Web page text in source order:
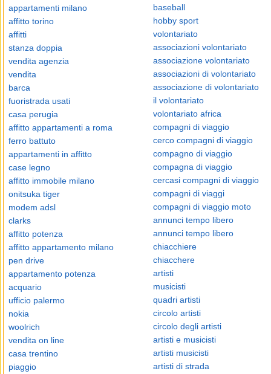
appartamenti milano
affitto torino
affitti
stanza doppia
vendita agenzia
vendita
barca
fuoristrada usati
casa perugia
affitto appartamenti a roma
ferro battuto
appartamenti in affitto
case legno
affitto immobile milano
onitsuka tiger
modem adsl
clarks
affitto potenza
affitto appartamento milano
pen drive
appartamento potenza
acquario
ufficio palermo
nokia
woolrich
vendita on line
casa trentino
piaggio
baseball
hobby sport
volontariato
associazioni volontariato
associazione volontariato
associazioni di volontariato
associazione di volontariato
il volontariato
volontariato africa
compagni di viaggio
cerco compagni di viaggio
compagno di viaggio
compagna di viaggio
cercasi compagni di viaggio
compagni di viaggi
compagni di viaggio moto
annunci tempo libero
annunci tempo libero
chiacchiere
chiacchere
artisti
musicisti
quadri artisti
circolo artisti
circolo degli artisti
artisti e musicisti
artisti musicisti
artisti di strada